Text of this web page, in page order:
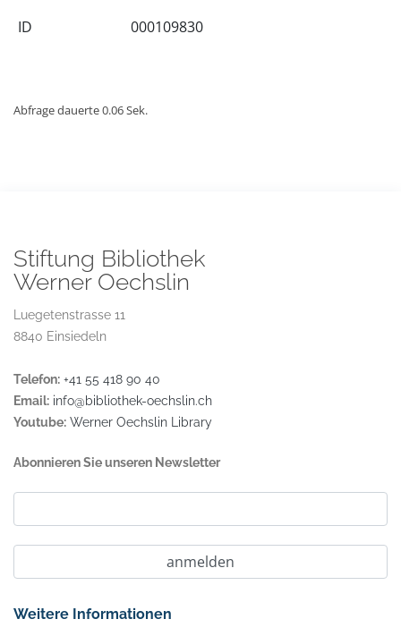
ID 000109830
Abfrage dauerte 0.06 Sek.
Stiftung Bibliothek
Werner Oechslin
Luegetenstrasse 11
8840 Einsiedeln
Telefon: +41 55 418 90 40
Email: info@bibliothek-oechslin.ch
Youtube: Werner Oechslin Library
Abonnieren Sie unseren Newsletter
Weitere Informationen